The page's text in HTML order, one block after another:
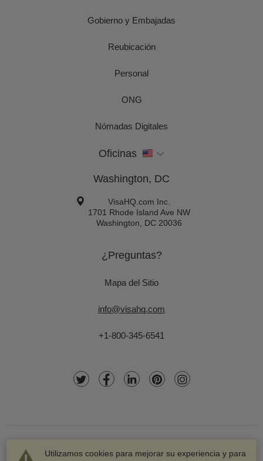
Utilizamos cookies para mejorar su experiencia y para
Gobierno y Embajadas
Reubicación
Personal
ONG
Nómadas Digitales
Oficinas
Washington, DC
VisaHQ.com Inc.
1701 Rhode Island Ave NW
Washington
DC 20036
¿Preguntas?
Mapa del Sitio
info@visahq.com
+1-800-345-6541